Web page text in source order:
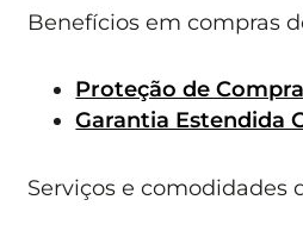
Benefícios em compras
Proteção de Compra
Garantia Estendida
Serviços e comodidades